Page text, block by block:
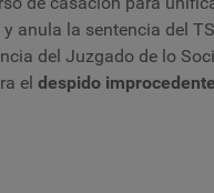
anula la sentencia del
del Juzgado de lo
el despido improcedente